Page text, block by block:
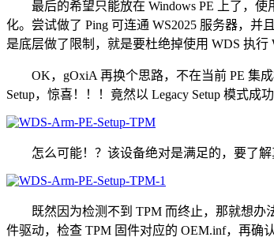
最后的希望只能放在 Windows PE 上了，使
化。尝试做了 Ping 可连通 WS2025 服务器，并
是底层做了限制，就是要杜绝掉使用 WDS 执行
OK，gOxiA 再换个思路，不在当前 PE 集成
Setup，惊喜！！！竟然以 Legacy Setup 模式
怎么可能！？该设备绝对是满足的，要了解
既然因为检测不到 TPM 而终止，那就想办法
件驱动，检查 TPM 固件对应的 OEM.inf，再确